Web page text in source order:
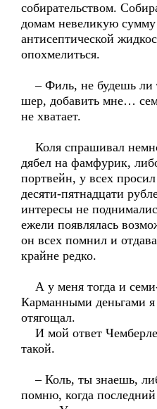
собирательством.
домам невеликую
антисептической
опохмелиться.
– Филь, не будешь ли
шер, добавить мне…
не хватает.
Коля спрашивал
дябел на фамфурик,
портвейн, у всех
десяти-пятнадцати
интересы не
ежели появлялась
он всех помнил и
крайне редко.
А у меня тогда и
Карманными деньгами я
отягощал.
И мой ответ
такой.
– Коль, ты знаешь,
помню, когда